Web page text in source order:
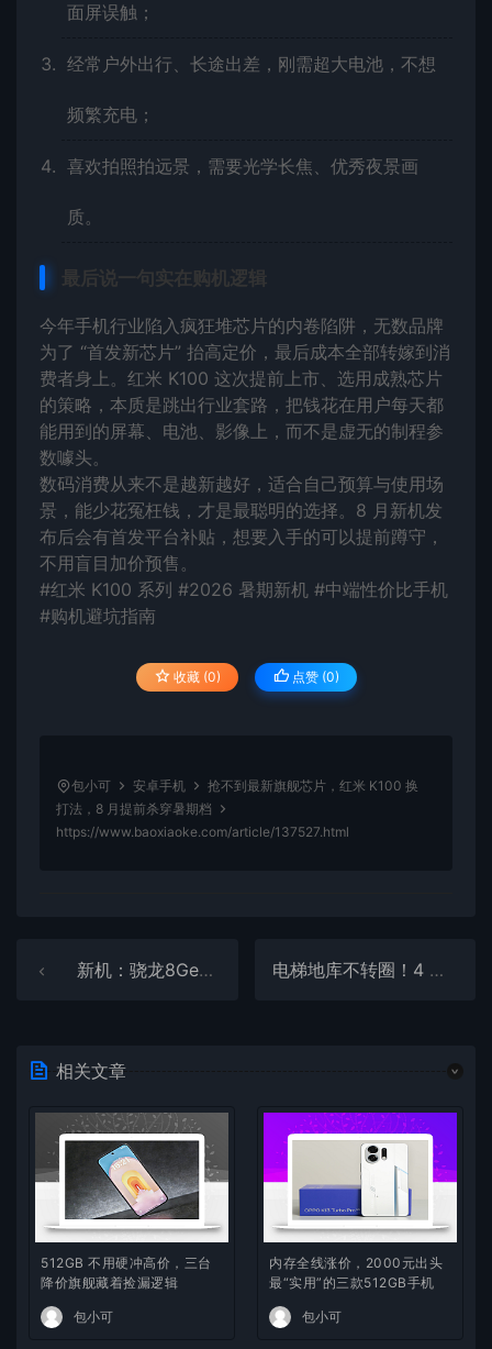
面屏误触；
经常户外出行、长途出差，刚需超大电池，不想
频繁充电；
喜欢拍照拍远景，需要光学长焦、优秀夜景画
质。
最后说一句实在购机逻辑
今年手机行业陷入疯狂堆芯片的内卷陷阱，无数品牌
为了 “首发新芯片” 抬高定价，最后成本全部转嫁到消
费者身上。红米 K100 这次提前上市、选用成熟芯片
的策略，本质是跳出行业套路，把钱花在用户每天都
能用到的屏幕、电池、影像上，而不是虚无的制程参
数噱头。
数码消费从来不是越新越好，适合自己预算与使用场
景，能少花冤枉钱，才是最聪明的选择。8 月新机发
布后会有首发平台补贴，想要入手的可以提前蹲守，
不用盲目加价预售。
#红米 K100 系列 #2026 暑期新机 #中端性价比手机
#购机避坑指南
收藏 (0) 点赞 (0)
包小可 安卓手机
抢不到最新旗舰芯片，红米 K100 换
打法，8 月提前杀穿暑期档
https://www.baoxiaoke.com/article/137527.html
新机：骁龙8Gen 5影像旗舰手机；6.6英寸旗舰新机 电梯地库不转圈！4 台弱信号战神，地下室 / 高铁 / 人堆全程稳网
相关文章
512GB 不用硬冲高价，三台
降价旗舰藏着捡漏逻辑
包小可
内存全线涨价，2000元出头
最“实用”的三款512GB手机
包小可